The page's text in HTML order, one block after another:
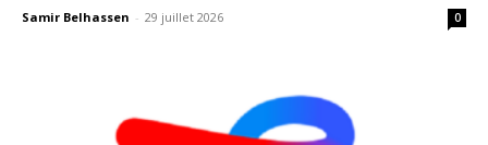
Samir Belhassen - 29 juillet 2026 0